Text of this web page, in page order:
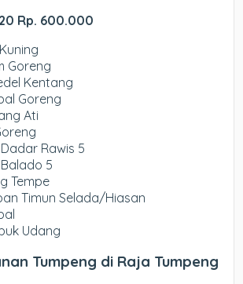
Rp. 600.000
Goreng
Kentang
Goreng
Ati
Rawis 5
5
Tempe
Timun Selada/Hiasan
Udang
Tumpeng di Raja Tumpeng